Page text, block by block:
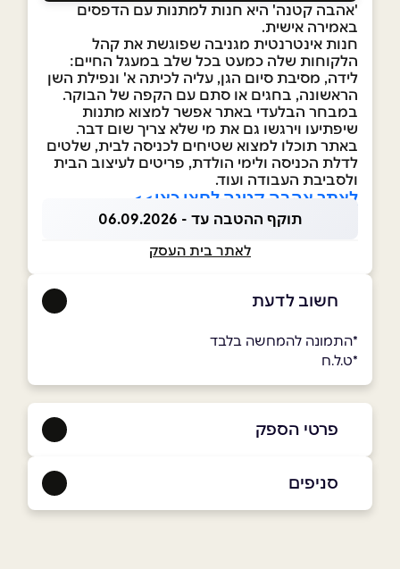
'אהבה קטנה' היא חנות למתנות עם הדפסים
באמירה אישית.
חנות אינטרנטית מגניבה שפוגשת את קהל
הלקוחות שלה כמעט בכל שלב במעגל החיים:
לידה, מסיבת סיום הגן, עליה לכיתה א' ונפילת השן
הראשונה, בחגים או סתם עם הקפה של הבוקר.
במבחר הבלעדי באתר אפשר למצוא מתנות
שיפתיעו וירגשו גם את מי שלא צריך שום דבר.
באתר תוכלו למצוא שטיחים לכניסה לבית, שלטים
לדלת הכניסה ולימי הולדת, פריטים לעיצוב הבית
ולסביבת העבודה ועוד.
לאתר אהבה קטנה לחצו כאן>>
תוקף ההטבה עד - 06.09.2026
לאתר בית העסק
חשוב לדעת
*התמונה להמחשה בלבד
*ט.ל.ח
פרטי הספק
סניפים